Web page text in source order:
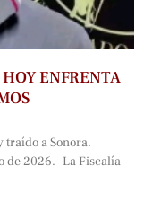
ENFRENTA
traído a Sonora.
de 2026.- La Fiscalía